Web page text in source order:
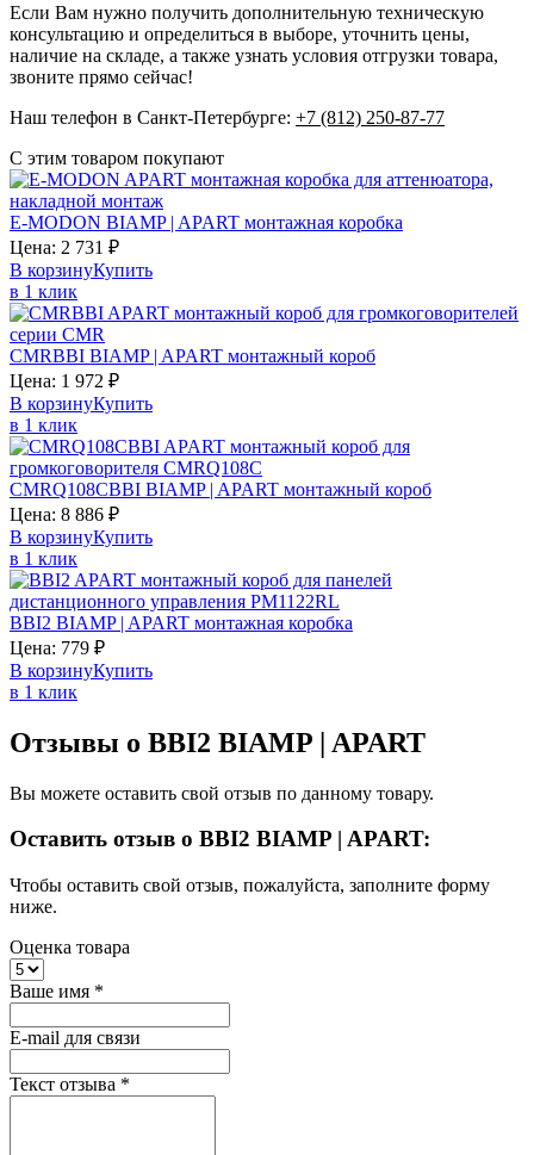
Если Вам нужно получить дополнительную техническую
консультацию и определиться в выборе, уточнить цены,
наличие на складе, а также узнать условия отгрузки товара,
звоните прямо сейчас!
Наш телефон в Санкт-Петербурге: +7 (812) 250-87-77
С этим товаром покупают
E-MODON BIAMP | APART монтажная коробка
Цена: 2 731 ₽
В корзинуКупить
в 1 клик
CMRBBI BIAMP | APART монтажный короб
Цена: 1 972 ₽
В корзинуКупить
в 1 клик
CMRQ108CBBI BIAMP | APART монтажный короб
Цена: 8 886 ₽
В корзинуКупить
в 1 клик
BBI2 BIAMP | APART монтажная коробка
Цена: 779 ₽
В корзинуКупить
в 1 клик
Отзывы о BBI2 BIAMP | APART
Вы можете оставить свой отзыв по данному товару.
Оставить отзыв о BBI2 BIAMP | APART:
Чтобы оставить свой отзыв, пожалуйста, заполните форму
ниже.
Оценка товара
Ваше имя *
E-mail для связи
Текст отзыва *